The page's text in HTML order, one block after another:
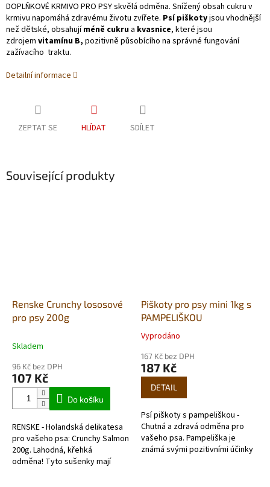
DOPLŇKOVÉ KRMIVO PRO PSY skvělá odměna. Snížený obsah cukru v
krmivu napomáhá zdravému životu zvířete. Psí piškotyjsou vhodnější
než dětské, obsahujíméně cukru a kvasnice, které jsou
zdrojem vitamínu B, pozitivně působícího na správné fungování
zažívacího traktu.
Detailní informace
ZEPTAT SE HLÍDAT SDÍLET
Související produkty
Renske Crunchy lososové
pro psy 200g
Skladem
96 Kč bez DPH
107 Kč
Do košíku
RENSKE - Holandská delikatesa
pro vašeho psa: Crunchy Salmon
200g. Lahodná, křehká
odměna! Tyto sušenky mají
Piškoty pro psy mini 1kg s
PAMPELIŠKOU
Průměrné
produktu
je
hvězdiček.
Vyprodáno
167 Kč bez DPH
187 Kč
DETAIL
Psí piškoty s pampeliškou -
Chutná a zdravá odměna pro
vašeho psa. Pampeliška je
známá svými pozitivními účinky